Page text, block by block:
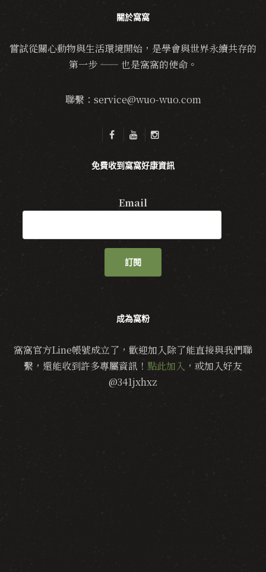
關於窩窩
嘗試從關心動物與生活環境開始，是學會與世界永續共存的
第一步 —— 也是窩窩的使命。
聯繫：service@wuo-wuo.com
免費收到窩窩好康資訊
Email
訂閱
成為窩粉
窩窩官方Line帳號成立了，歡迎加入除了能直接與我們聯
繫，還能收到許多專屬資訊！ 點此加入 ，或加入好友
@341jxhxz